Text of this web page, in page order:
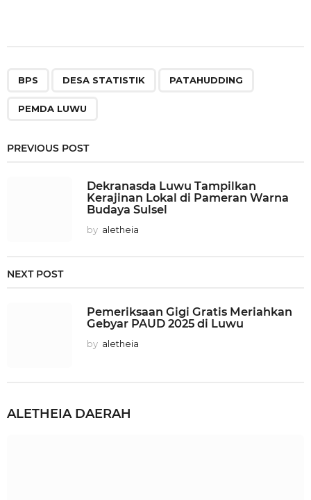
BPS DESA STATISTIK PATAHUDDING
PEMDA LUWU
PREVIOUS POST
Dekranasda Luwu Tampilkan
Kerajinan Lokal di Pameran Warna
Budaya Sulsel
by aletheia
NEXT POST
Pemeriksaan Gigi Gratis Meriahkan
Gebyar PAUD 2025 di Luwu
by aletheia
ALETHEIA DAERAH